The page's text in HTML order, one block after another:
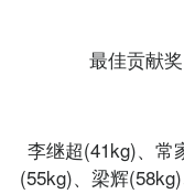
最佳贡献奖
李继超(41kg)、常
(55kg)、梁辉